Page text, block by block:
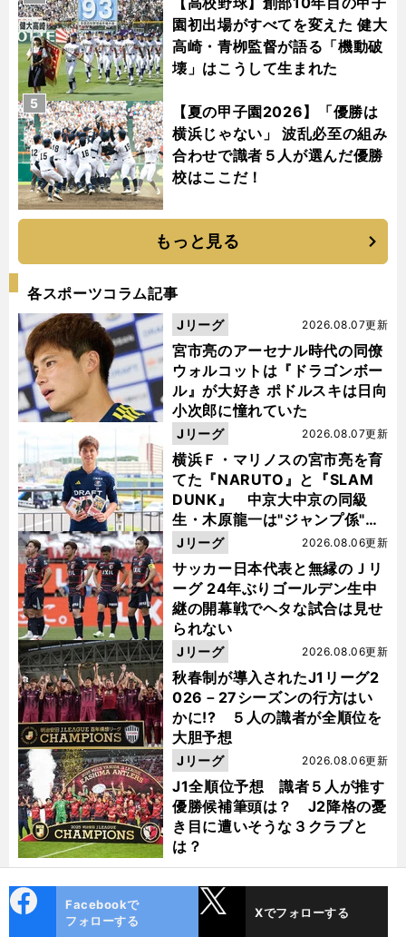
園初出場がすべてを変えた 健大
高崎・青栁監督が語る「機動破
壊」はこうして生まれた
【夏の甲子園2026】「優勝は
横浜じゃない」 波乱必至の組み
合わせで識者５人が選んだ優勝
校はここだ！
5
もっと見る
各スポーツコラム記事
宮市亮のアーセナル時代の同僚
ウォルコットは『ドラゴンボー
ル』が大好き ポドルスキは日向
小次郎に憧れていた
2026.08.07更新
Jリーグ
横浜Ｆ・マリノスの宮市亮を育
てた『NARUTO』と『SLAM
DUNK』 中京大中京の同級
生・木原龍一は"ジャンプ係"だ
った
2026.08.07更新
Jリーグ
サッカー日本代表と無縁のＪリ
ーグ 24年ぶりゴールデン生中
継の開幕戦でヘタな試合は見せ
られない
2026.08.06更新
Jリーグ
秋春制が導入されたJ1リーグ2
026－27シーズンの行方はい
かに!? ５人の識者が全順位を
大胆予想
2026.08.06更新
Jリーグ
J1全順位予想 識者５人が推す
優勝候補筆頭は？ J2降格の憂
き目に遭いそうな３クラブと
は？
2026.08.06更新
Jリーグ
ok
Facebookで
フォローする
Xでフォローする